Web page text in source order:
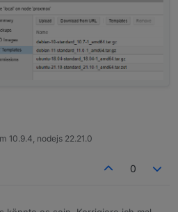
10.9.4, nodejs 22.21.0
0